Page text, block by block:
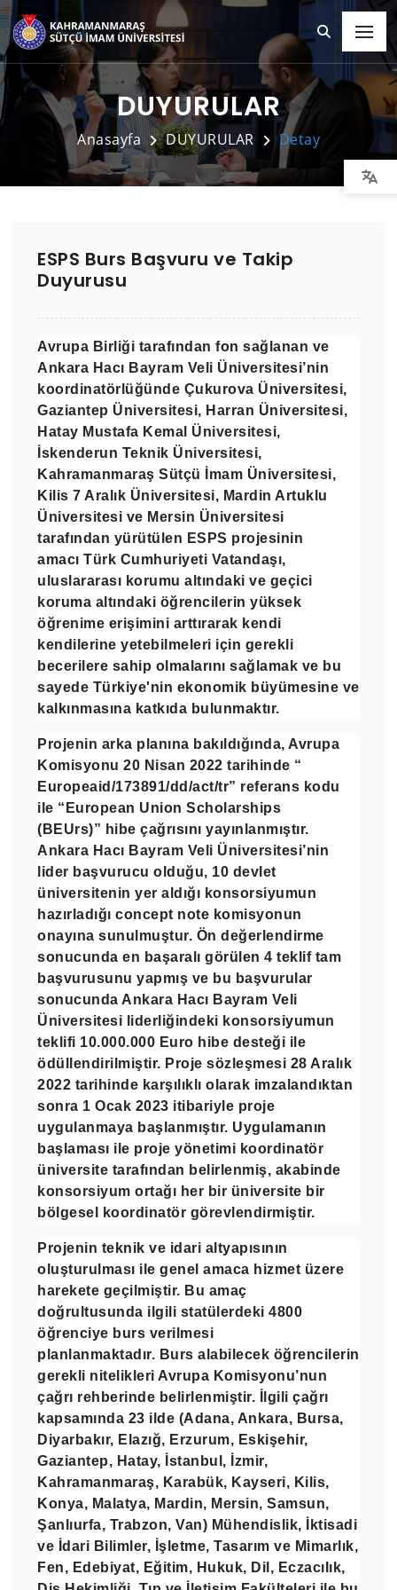
DUYURULAR
Anasayfa DUYURULAR Detay
ESPS Burs Başvuru ve Takip
Duyurusu
Avrupa Birliği tarafından fon sağlanan ve
Ankara Hacı Bayram Veli Üniversitesi’nin
koordinatörlüğünde Çukurova Üniversitesi,
Gaziantep Üniversitesi, Harran Üniversitesi,
Hatay Mustafa Kemal Üniversitesi,
İskenderun Teknik Üniversitesi,
Kahramanmaraş Sütçü İmam Üniversitesi,
Kilis 7 Aralık Üniversitesi, Mardin Artuklu
Üniversitesi ve Mersin Üniversitesi
tarafından yürütülen ESPS projesinin
amacı Türk Cumhuriyeti Vatandaşı,
uluslararası korumu altındaki ve geçici
koruma altındaki öğrencilerin yüksek
öğrenime erişimini arttırarak kendi
kendilerine yetebilmeleri için gerekli
becerilere sahip olmalarını sağlamak ve bu
sayede Türkiye'nin ekonomik büyümesine ve
kalkınmasına katkıda bulunmaktır.
Projenin arka planına bakıldığında, Avrupa
Komisyonu 20 Nisan 2022 tarihinde “
Europeaid/173891/dd/act/tr” referans kodu
ile “European Union Scholarships
(BEUrs)” hibe çağrısını yayınlanmıştır.
Ankara Hacı Bayram Veli Üniversitesi’nin
lider başvurucu olduğu, 10 devlet
üniversitenin yer aldığı konsorsiyumun
hazırladığı concept note komisyonun
onayına sunulmuştur. Ön değerlendirme
sonucunda en başaralı görülen 4 teklif tam
başvurusunu yapmış ve bu başvurular
sonucunda Ankara Hacı Bayram Veli
Üniversitesi liderliğindeki konsorsiyumun
teklifi 10.000.000 Euro hibe desteği ile
ödüllendirilmiştir. Proje sözleşmesi 28 Aralık
2022 tarihinde karşılıklı olarak imzalandıktan
sonra 1 Ocak 2023 itibariyle proje
uygulanmaya başlanmıştır. Uygulamanın
başlaması ile proje yönetimi koordinatör
üniversite tarafından belirlenmiş, akabinde
konsorsiyum ortağı her bir üniversite bir
bölgesel koordinatör görevlendirmiştir.
Projenin teknik ve idari altyapısının
oluşturulması ile genel amaca hizmet üzere
harekete geçilmiştir. Bu amaç
doğrultusunda ilgili statülerdeki 4800
öğrenciye burs verilmesi
planlanmaktadır. Burs alabilecek öğrencilerin
gerekli nitelikleri Avrupa Komisyonu’nun
çağrı rehberinde belirlenmiştir. İlgili çağrı
kapsamında 23 ilde (Adana, Ankara, Bursa,
Diyarbakır, Elazığ, Erzurum, Eskişehir,
Gaziantep, Hatay, İstanbul, İzmir,
Kahramanmaraş, Karabük, Kayseri, Kilis,
Konya, Malatya, Mardin, Mersin, Samsun,
Şanlıurfa, Trabzon, Van) Mühendislik, İktisadi
ve İdari Bilimler, İşletme, Tasarım ve Mimarlık,
Fen, Edebiyat, Eğitim, Hukuk, Dil, Eczacılık,